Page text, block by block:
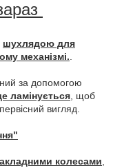
шухлядою для
механізмі..
за допомогою
ламінується, щоб
вигляд.
колесами,